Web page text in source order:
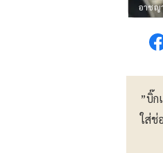
อาชญ
”บิ๊ก
ใส่ช่